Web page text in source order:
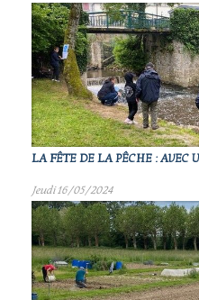
LA FÊTE DE LA PÊCHE : AVEC
Jeudi 16/05/2024